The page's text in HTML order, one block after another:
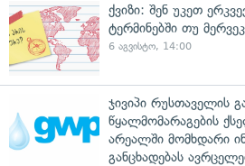
ქვიზი: შენ უკეთ
ტერმინებში თუ
6 აგვისტო, 14:00
ჯივიპი რუსთაველის
წყალმომარაგების
არეალში მომხდარი
განცხადებას